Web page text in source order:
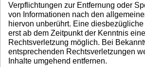
Verpflichtungen zur Entfernung oder
von Informationen nach den
hiervon unberührt. Eine
erst ab dem Zeitpunkt der Kenntnis
Rechtsverletzung möglich. Bei
entsprechenden Rechtsverletzungen
Inhalte umgehend entfernen.